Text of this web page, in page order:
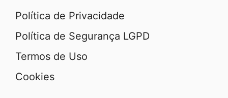
Política de Privacidade
Política de Segurança LGPD
Termos de Uso
Cookies